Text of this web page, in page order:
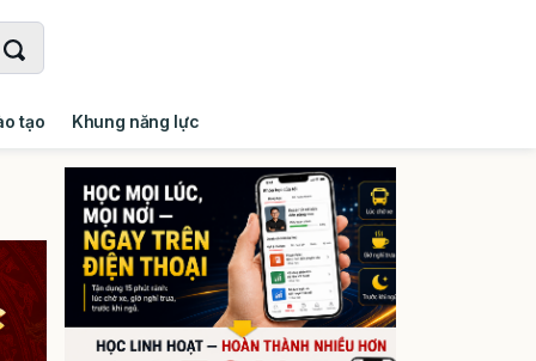
tạo Khung năng lực